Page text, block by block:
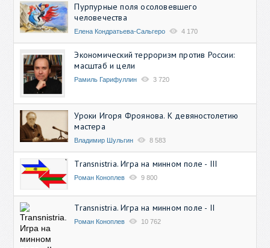
Пурпурные поля осоловевшего
человечества
Елена Кондратьева-Сальгеро 4 170
Экономический терроризм против России:
масштаб и цели
Рамиль Гарифуллин 3 720
Уроки Игоря Фроянова. К девяностолетию
мастера
Владимир Шульгин 8 583
Transnistria. Игра на минном поле - III
Роман Коноплев 9 800
Transnistria. Игра на минном поле - II
Роман Коноплев 10 762